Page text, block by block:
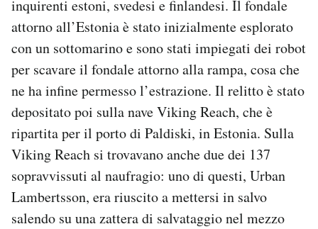
inquirenti estoni, svedesi e finlandesi. Il fondale
attorno all’Estonia è stato inizialmente esplorato
con un sottomarino e sono stati impiegati dei robot
per scavare il fondale attorno alla rampa, cosa che
ne ha infine permesso l’estrazione. Il relitto è stato
depositato poi sulla nave Viking Reach, che è
ripartita per il porto di Paldiski, in Estonia. Sulla
Viking Reach si trovavano anche due dei 137
sopravvissuti al naufragio: uno di questi, Urban
Lambertsson, era riuscito a mettersi in salvo
salendo su una zattera di salvataggio nel mezzo